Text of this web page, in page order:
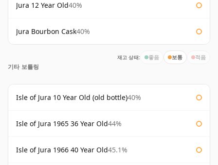
Jura 12 Year Old40%
Jura Bourbon Cask40%
재고 상태: 좋음 보통 적음
기타 보틀링
Isle of Jura 10 Year Old (old bottle)40%
Isle of Jura 1965 36 Year Old44%
Isle of Jura 1966 40 Year Old45.1%